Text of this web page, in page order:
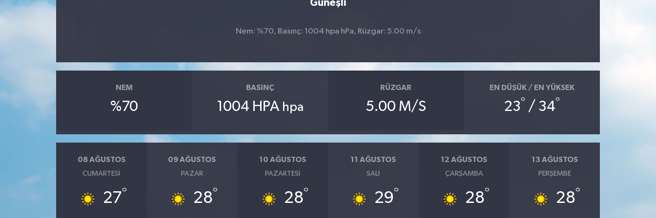
Güneşli
Nem: %70, Basınç: 1004 hpa hPa, Rüzgar: 5.00 m/s
NEM
%70
BASINÇ
1004 HPA hpa
RÜZGAR
5.00 M/S
EN DÜŞÜK / EN YÜKSEK
23° / 34°
08 AĞUSTOS
CUMARTESI
27°
09 AĞUSTOS
PAZAR
28°
10 AĞUSTOS
PAZARTESI
28°
11 AĞUSTOS
SALI
29°
12 AĞUSTOS
ÇARŞAMBA
28°
13 AĞUSTOS
PERŞEMBE
28°